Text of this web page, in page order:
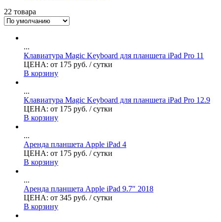
22 товара
...
Клавиатура Magic Keyboard для планшета iPad Pro 11
ЦЕНА: от 175 руб. / сутки
В корзину
...
Клавиатура Magic Keyboard для планшета iPad Pro 12.9
ЦЕНА: от 175 руб. / сутки
В корзину
...
Аренда планшета Apple iPad 4
ЦЕНА: от 175 руб. / сутки
В корзину
...
Аренда планшета Apple iPad 9.7″ 2018
ЦЕНА: от 345 руб. / сутки
В корзину